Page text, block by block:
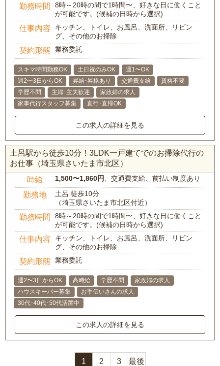
勤務時間
8時～20時の間で1時間〜、好きな日に働くこと
が可能です。(候補の日時から選択)
仕事内容
キッチン、トイレ、お風呂、洗面所、リビン
グ、その他のお掃除
契約形態 業務委託
スキマ時間勤務OK 土日祝のみOK
週1〜OK
週2〜3日からOK
昇給･昇格あり 交通費支給
資格不要
学歴不問
主婦･主夫歓迎
家政婦の求人
家事代行スタッフ募集
直行･直帰OK
この求人の詳細を見る
土呂駅から徒歩10分！3LDK一戸建てでのお掃除代行の
お仕事（埼玉県さいたま市北区）
時給 1,500〜1,860円 、交通費支給、前払い制度あり
勤務地
土呂 徒歩10分
（埼玉県さいたま市北区付近）
勤務時間
8時～20時の間で1時間〜、好きな日に働くこと
が可能です。(候補の日時から選択)
仕事内容
キッチン、トイレ、お風呂、洗面所、リビン
グ、その他のお掃除
契約形態 業務委託
週2〜3日からOK 高時給 学歴不問
家政婦の求人
ハウスキーパー募集
お手伝いさんの求人
30代･40代･50代活躍中
この求人の詳細を見る
1 2 3 最後